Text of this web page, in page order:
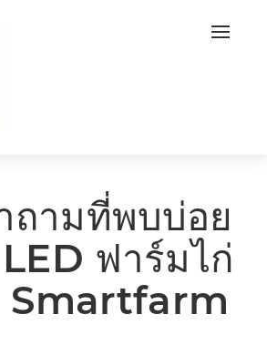
ถามที่พบบ่อย
ฟาร์มไก่
Smartfarm